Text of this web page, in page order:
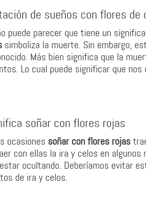
de sueños con flores de
puede parecer que tiene un
simboliza la muerte. Sin embargo,
Más bien significa que la
Lo cual puede significar que
soñar con flores rojas
ocasiones soñar con flores rojas
con ellas la ira y celos en
ocultando. Deberíamos evitar
de ira y celos.